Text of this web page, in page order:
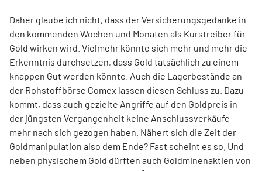
Daher glaube ich nicht, dass der Versicherungsgedanke in
den kommenden Wochen und Monaten als Kurstreiber für
Gold wirken wird. Vielmehr könnte sich mehr und mehr die
Erkenntnis durchsetzen, dass Gold tatsächlich zu einem
knappen Gut werden könnte. Auch die Lagerbestände an
der Rohstoffbörse Comex lassen diesen Schluss zu. Dazu
kommt, dass auch gezielte Angriffe auf den Goldpreis in
der jüngsten Vergangenheit keine Anschlussverkäufe
mehr nach sich gezogen haben. Nähert sich die Zeit der
Goldmanipulation also dem Ende? Fast scheint es so. Und
neben physischem Gold dürften auch Goldminenaktien von